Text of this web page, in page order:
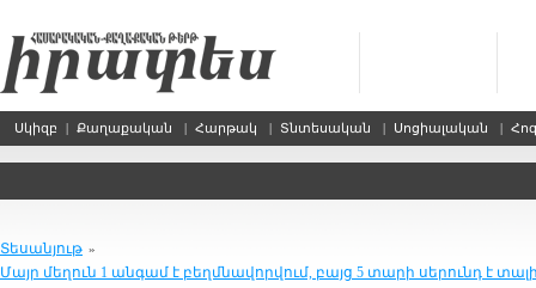
Սկիզբ | Քաղաքական | Հարթակ | Տնտեսական | Սոցիալական |
Տեսանյութ »
Մայր մեղուն 1 անգամ է բեղմնավորվում, բայց 5 տարի սերունդ է